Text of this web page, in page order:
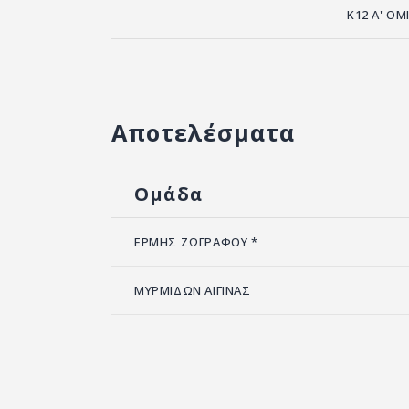
Κ12 Α'
Αποτελέσματα
Ομάδα
ΕΡΜΗΣ ΖΩΓΡΑΦΟΥ *
ΜΥΡΜΙΔΩΝ ΑΙΓΙΝΑΣ